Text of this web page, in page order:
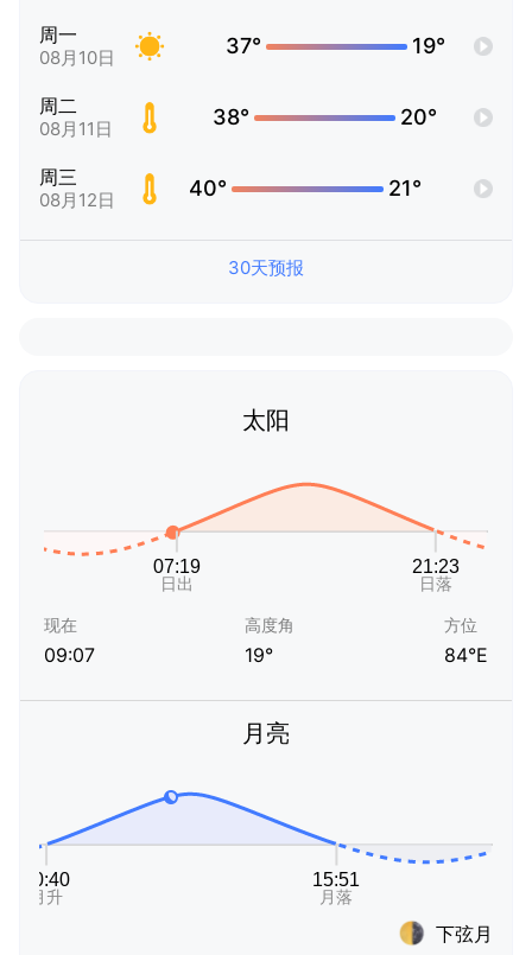
周一
08月10日 37° 19°
周二
08月11日 38° 20°
周三
08月12日 40° 21°
30天预报
太阳
现在
09:07
高度角
19°
方位
84°E
月亮
下弦月